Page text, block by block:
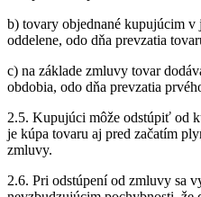
b) tovary objednané kupujúcim v
oddelene, odo dňa prevzatia
c) na základe zmluvy tovar
obdobia, odo dňa prevzatia
2.5. Kupujúci môže odstúpiť od
je kúpa tovaru aj pred začatím
zmluvy.
2.6. Pri odstúpení od zmluvy sa